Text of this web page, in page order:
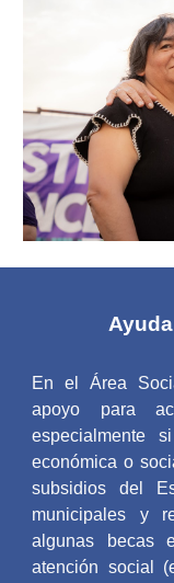
En el Área
apoyo para
especialmente
económica o
subsidios del
municipales y
algunas becas
atención social